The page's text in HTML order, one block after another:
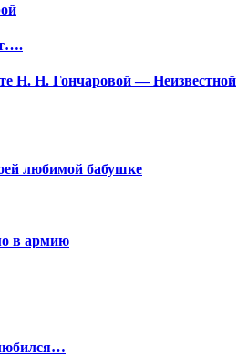
Н. Н. Гончаровой — Неизвестной
любимой бабушке
в армию